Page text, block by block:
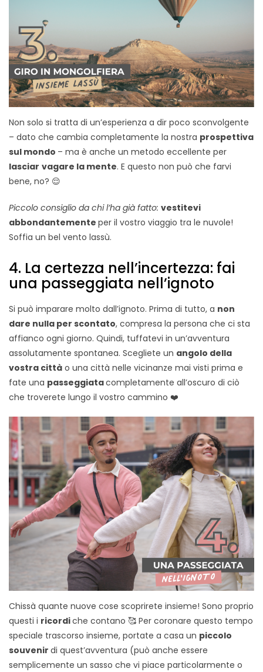
Non solo si tratta di un’esperienza a dir poco sconvolgente
– dato che cambia completamente la nostra prospettiva
sul mondo – ma è anche un metodo eccellente per
lasciar vagare la mente. E questo non può che farvi
bene, no? 😌
Piccolo consiglio da chi l’ha già fatto: vestitevi
abbondantemente per il vostro viaggio tra le nuvole!
Soffia un bel vento lassù.
4. La certezza nell’incertezza: fai
una passeggiata nell’ignoto
Si può imparare molto dall’ignoto. Prima di tutto, a non
dare nulla per scontato, compresa la persona che ci sta
affianco ogni giorno. Quindi, tuffatevi in un’avventura
assolutamente spontanea. Scegliete un angolo della
vostra città o una città nelle vicinanze mai visti prima e
fate una passeggiatacompletamente all’oscuro di ciò
che troverete lungo il vostro cammino ❤️
Chissà quante nuove cose scoprirete insieme! Sono proprio
questi i ricordiche contano 🥰 Per coronare questo tempo
speciale trascorso insieme, portate a casa un piccolo
souvenir di quest’avventura (può anche essere
semplicemente un sasso che vi piace particolarmente o